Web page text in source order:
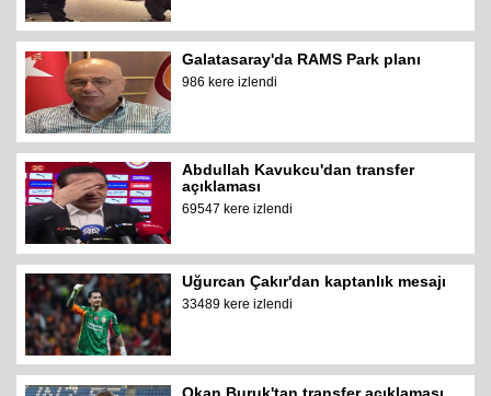
Galatasaray'da RAMS Park planı
986 kere izlendi
Abdullah Kavukcu'dan transfer
açıklaması
69547 kere izlendi
Uğurcan Çakır'dan kaptanlık mesajı
33489 kere izlendi
Okan Buruk'tan transfer açıklaması